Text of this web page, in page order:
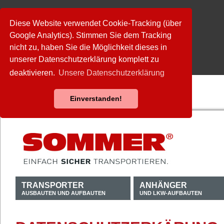
Diese Website verwendet Cookie-Tracking (über
Google Analytics). Stimmen Sie dem Tracking
nicht zu, haben Sie die Möglichkeit dieses in
unserer Datenschutzerklärung komplett zu
deaktivieren. Unsere Datenschutzerklärung
Einverstanden!
TRANSPORTER
AUSBAUTEN UND AUFBAUTEN
ANHÄNGER
UND LKW-AUFBAUTEN